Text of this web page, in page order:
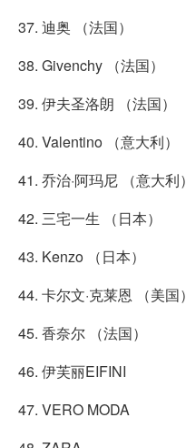
37. 迪奥 （法国）
38. Givenchy （法国）
39. 伊夫圣洛朗 （法国）
40. Valentino （意大利）
41. 乔治·阿玛尼 （意大利）
42. 三宅一生 （日本）
43. Kenzo （日本）
44. 卡尔文·克莱恩 （美国）
45. 香奈尔 （法国）
46. 伊芙丽EIFINI
47. VERO MODA